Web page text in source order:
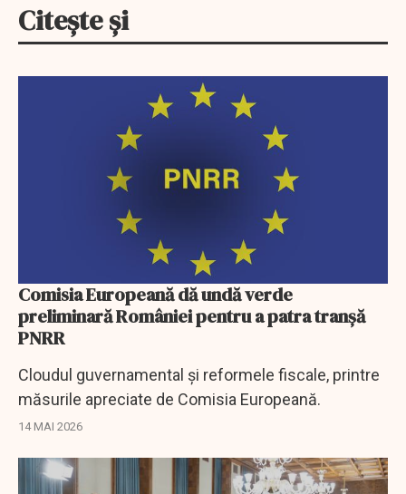
Citește și
Comisia Europeană dă undă verde
preliminară României pentru a patra tranşă
PNRR
Cloudul guvernamental şi reformele fiscale, printre
măsurile apreciate de Comisia Europeană.
14 MAI 2026